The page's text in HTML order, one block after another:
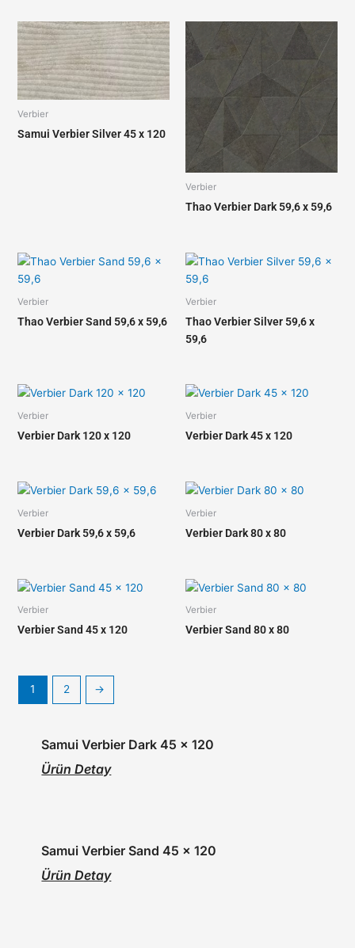
Verbier
Samui Verbier Silver 45 x 120
Verbier
Thao Verbier Dark 59,6 x 59,6
Verbier
Thao Verbier Sand 59,6 x 59,6
Verbier
Thao Verbier Silver 59,6 x
59,6
Verbier
Verbier Dark 120 x 120
Verbier
Verbier Dark 45 x 120
Verbier
Verbier Dark 59,6 x 59,6
Verbier
Verbier Dark 80 x 80
Verbier
Verbier Sand 45 x 120
Verbier
Verbier Sand 80 x 80
1 2 →
Samui Verbier Dark 45 x 120
Ürün Detay
Samui Verbier Sand 45 x 120
Ürün Detay